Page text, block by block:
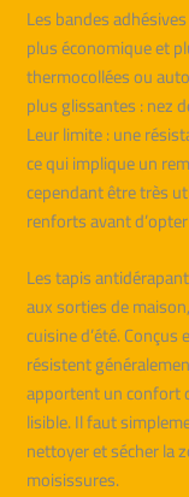
Les bandes
plus économique et
thermocollées ou
plus glissantes : nez
Leur limite : une
ce qui implique un
cependant être très
renforts avant
Les tapis
aux sorties de
cuisine d’été.
résistent
apportent un confort
lisible. Il faut
nettoyer et sécher la
moisissures.